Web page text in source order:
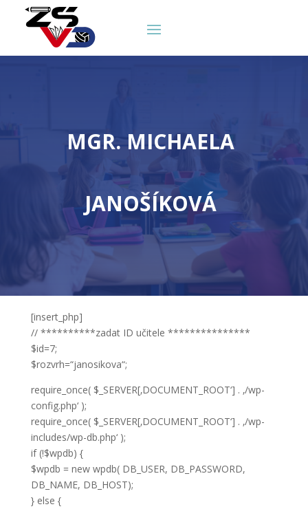
MGR. MICHAELA
JANOŠÍKOVÁ
[insert_php]
// **********zadat ID učitele ***************
$id=7;
$rozvrh=“janosikova“;
require_once( $_SERVER[‚DOCUMENT_ROOT‘] . ‚/wp-
config.php‘ );
require_once( $_SERVER[‚DOCUMENT_ROOT‘] . ‚/wp-
includes/wp-db.php‘ );
if (!$wpdb) {
$wpdb = new wpdb( DB_USER, DB_PASSWORD,
DB_NAME, DB_HOST);
} else {